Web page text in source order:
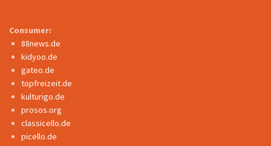
Consumer:
88news.de
kidyoo.de
gateo.de
topfreizeit.de
kulturigo.de
prosos.org
classicello.de
picello.de